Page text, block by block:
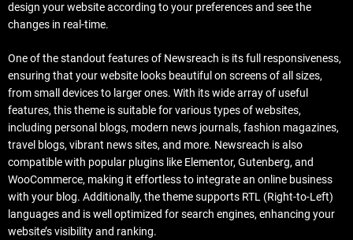
design your website according to your preferences and see the
changes in real-time.
One of the standout features of Newsreach is its full responsiveness,
ensuring that your website looks beautiful on screens of all sizes,
from small devices to larger ones. With its wide array of useful
features, this theme is suitable for various types of websites,
including personal blogs, modern news journals, fashion magazines,
travel blogs, vibrant news sites, and more. Newsreach is also
compatible with popular plugins like Elementor, Gutenberg, and
WooCommerce, making it effortless to integrate an online business
with your blog. Additionally, the theme supports RTL (Right-to-Left)
languages and is well optimized for search engines, enhancing your
website’s visibility and ranking.